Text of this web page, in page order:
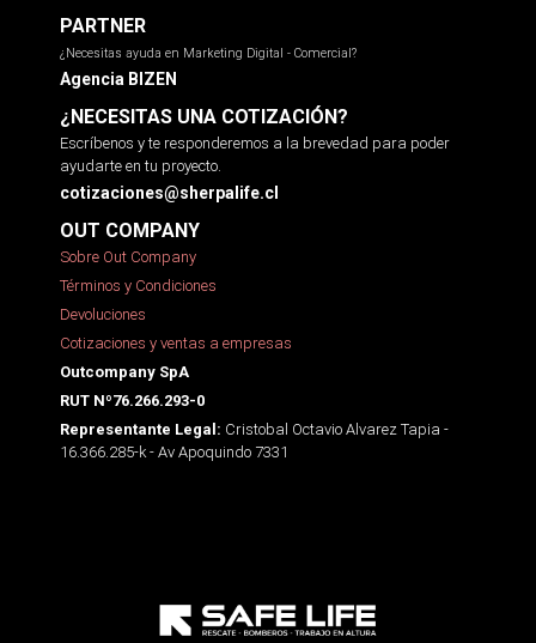
PARTNER
¿Necesitas ayuda en Marketing Digital - Comercial?
Agencia BIZEN
¿NECESITAS UNA COTIZACIÓN?
Escríbenos y te responderemos a la brevedad para poder
ayudarte en tu proyecto.
cotizaciones@sherpalife.cl
OUT COMPANY
Sobre Out Company
Términos y Condiciones
Devoluciones
Cotizaciones y ventas a empresas
Outcompany SpA
RUT Nº76.266.293-0
Representante Legal: Cristobal Octavio Alvarez Tapia -
16.366.285-k - Av Apoquindo 7331